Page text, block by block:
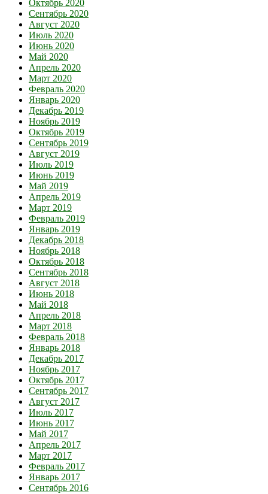
Октябрь 2020
Сентябрь 2020
Август 2020
Июль 2020
Июнь 2020
Май 2020
Апрель 2020
Март 2020
Февраль 2020
Январь 2020
Декабрь 2019
Ноябрь 2019
Октябрь 2019
Сентябрь 2019
Август 2019
Июль 2019
Июнь 2019
Май 2019
Апрель 2019
Март 2019
Февраль 2019
Январь 2019
Декабрь 2018
Ноябрь 2018
Октябрь 2018
Сентябрь 2018
Август 2018
Июнь 2018
Май 2018
Апрель 2018
Март 2018
Февраль 2018
Январь 2018
Декабрь 2017
Ноябрь 2017
Октябрь 2017
Сентябрь 2017
Август 2017
Июль 2017
Июнь 2017
Май 2017
Апрель 2017
Март 2017
Февраль 2017
Январь 2017
Сентябрь 2016